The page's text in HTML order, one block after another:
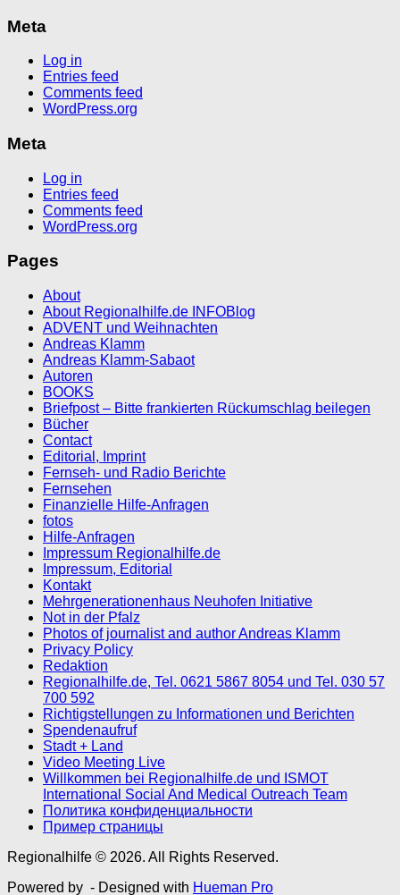
Meta
Log in
Entries feed
Comments feed
WordPress.org
Meta
Log in
Entries feed
Comments feed
WordPress.org
Pages
About
About Regionalhilfe.de INFOBlog
ADVENT und Weihnachten
Andreas Klamm
Andreas Klamm-Sabaot
Autoren
BOOKS
Briefpost – Bitte frankierten Rückumschlag beilegen
Bücher
Contact
Editorial, Imprint
Fernseh- und Radio Berichte
Fernsehen
Finanzielle Hilfe-Anfragen
fotos
Hilfe-Anfragen
Impressum Regionalhilfe.de
Impressum, Editorial
Kontakt
Mehrgenerationenhaus Neuhofen Initiative
Not in der Pfalz
Photos of journalist and author Andreas Klamm
Privacy Policy
Redaktion
Regionalhilfe.de, Tel. 0621 5867 8054 und Tel. 030 57
700 592
Richtigstellungen zu Informationen und Berichten
Spendenaufruf
Stadt + Land
Video Meeting Live
Willkommen bei Regionalhilfe.de und ISMOT
International Social And Medical Outreach Team
Политика конфиденциальности
Пример страницы
Regionalhilfe © 2026. All Rights Reserved.
Powered by - Designed with Hueman Pro